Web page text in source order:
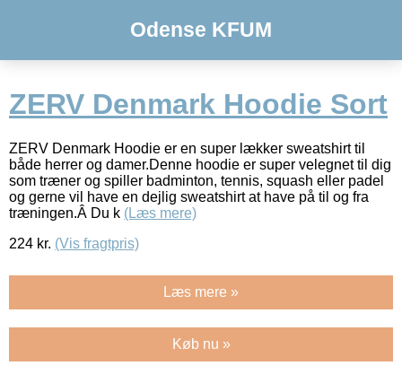
Odense KFUM
ZERV Denmark Hoodie Sort
ZERV Denmark Hoodie er en super lækker sweatshirt til
både herrer og damer.Denne hoodie er super velegnet til dig
som træner og spiller badminton, tennis, squash eller padel
og gerne vil have en dejlig sweatshirt at have på til og fra
træningen.Â Du k (Læs mere)
224 kr. (Vis fragtpris)
Læs mere »
Køb nu »